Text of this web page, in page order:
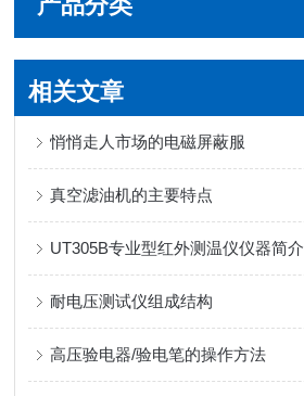
相关文章
悄悄走人市场的电磁屏蔽服
真空滤油机的主要特点
UT305B专业型红外测温仪仪器简介
耐电压测试仪组成结构
高压验电器/验电笔的操作方法